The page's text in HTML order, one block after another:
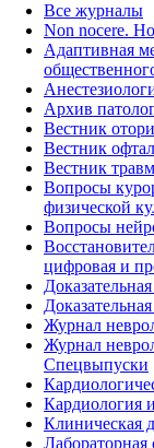
Все журналы
Non nocere.
Адаптивная
Архив
Вестник
Вестник
Вестник
Вопросы
физической
Вопросы
цифровая и
Журнал
Журнал
Спецвыпуски
Кардиология
Клиническая
Лабораторная